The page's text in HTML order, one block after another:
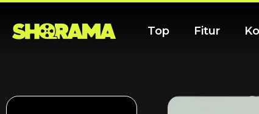
Top Fitur